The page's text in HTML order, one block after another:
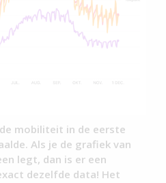
mobiliteit in de eerste
Als je de grafiek van
legt, dan is er een
dezelfde data! Het